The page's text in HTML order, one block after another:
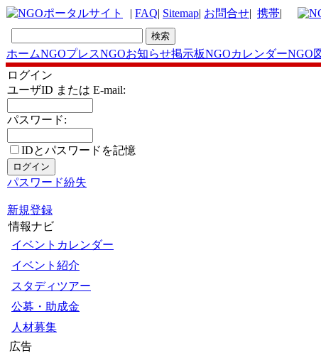
| FAQ| Sitemap| お問合せ| 携帯|
ホームNGOプレスNGOお知らせ掲示板NGOカレンダーNGO
ログイン
ユーザID または E-mail:
パスワード:
IDとパスワードを記憶
パスワード紛失
新規登録
情報ナビ
イベントカレンダー
イベント紹介
スタディツアー
公募・助成金
人材募集
広告